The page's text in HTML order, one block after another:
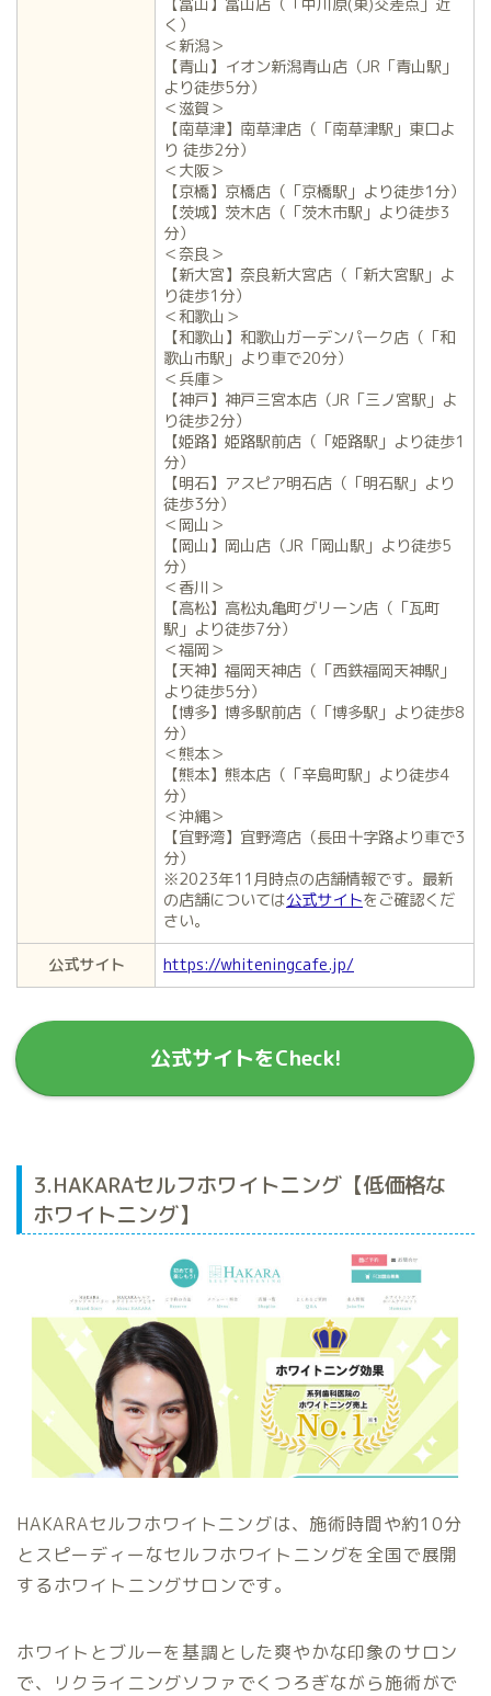
【富山】富山店（「中川原(東)交差点」近
く）
＜新潟＞
【青山】イオン新潟青山店（JR「青山駅」
より徒歩5分）
＜滋賀＞
【南草津】南草津店（「南草津駅」東口よ
り 徒歩2分）
＜大阪＞
【京橋】京橋店（「京橋駅」より徒歩1分）
【茨城】茨木店（「茨木市駅」より徒歩3
分）
＜奈良＞
【新大宮】奈良新大宮店（「新大宮駅」よ
り徒歩1分）
＜和歌山＞
【和歌山】和歌山ガーデンパーク店（「和
歌山市駅」より車で20分）
＜兵庫＞
【神戸】神戸三宮本店（JR「三ノ宮駅」よ
り徒歩2分）
【姫路】姫路駅前店（「姫路駅」より徒歩1
分）
【明石】アスピア明石店（「明石駅」より
徒歩3分）
＜岡山＞
【岡山】岡山店（JR「岡山駅」より徒歩5
分）
＜香川＞
【高松】高松丸亀町グリーン店（「瓦町
駅」より徒歩7分）
＜福岡＞
【天神】福岡天神店（「西鉄福岡天神駅」
より徒歩5分）
【博多】博多駅前店（「博多駅」より徒歩8
分）
＜熊本＞
【熊本】熊本店（「辛島町駅」より徒歩4
分）
＜沖縄＞
【宜野湾】宜野湾店（長田十字路より車で3
分）
※2023年11月時点の店舗情報です。最新
の店舗については公式サイトをご確認くだ
さい。
公式サイト
https://whiteningcafe.jp/
公式サイトをCheck!
3.HAKARAセルフホワイトニング【低価格な
ホワイトニング】
HAKARAセルフホワイトニングは、施術時間や約10分
とスピーディーなセルフホワイトニングを全国で展開
するホワイトニングサロンです。
ホワイトとブルーを基調とした爽やかな印象のサロン
で、リクライニングソファでくつろぎながら施術がで